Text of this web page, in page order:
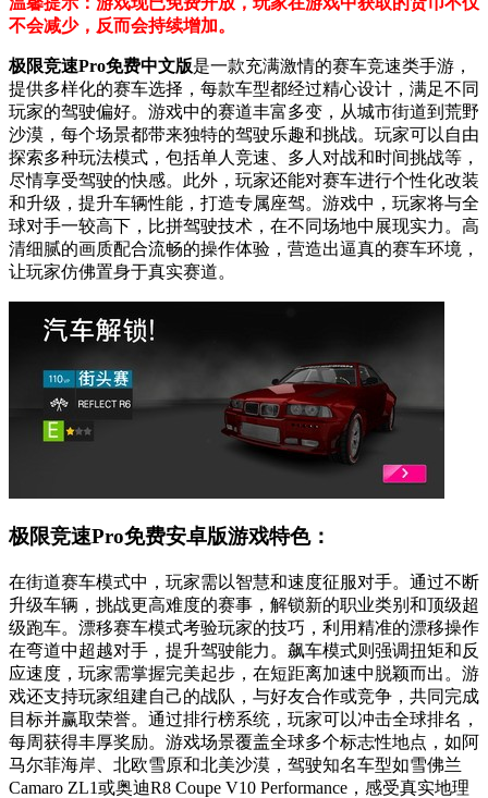
不会减少，反而会持续增加。
极限竞速Pro免费中文版是一款充满激情的赛车竞速类手游，
提供多样化的赛车选择，每款车型都经过精心设计，满足不同
玩家的驾驶偏好。游戏中的赛道丰富多变，从城市街道到荒野
沙漠，每个场景都带来独特的驾驶乐趣和挑战。玩家可以自由
探索多种玩法模式，包括单人竞速、多人对战和时间挑战等，
尽情享受驾驶的快感。此外，玩家还能对赛车进行个性化改装
和升级，提升车辆性能，打造专属座驾。游戏中，玩家将与全
球对手一较高下，比拼驾驶技术，在不同场地中展现实力。高
清细腻的画质配合流畅的操作体验，营造出逼真的赛车环境，
让玩家仿佛置身于真实赛道。
极限竞速Pro免费安卓版游戏特色：
在街道赛车模式中，玩家需以智慧和速度征服对手。通过不断
升级车辆，挑战更高难度的赛事，解锁新的职业类别和顶级超
级跑车。漂移赛车模式考验玩家的技巧，利用精准的漂移操作
在弯道中超越对手，提升驾驶能力。飙车模式则强调扭矩和反
应速度，玩家需掌握完美起步，在短距离加速中脱颖而出。游
戏还支持玩家组建自己的战队，与好友合作或竞争，共同完成
目标并赢取荣誉。通过排行榜系统，玩家可以冲击全球排名，
每周获得丰厚奖励。游戏场景覆盖全球多个标志性地点，如阿
马尔菲海岸、北欧雪原和北美沙漠，驾驶知名车型如雪佛兰
Camaro ZL1或奥迪R8 Coupe V10 Performance，感受真实地理